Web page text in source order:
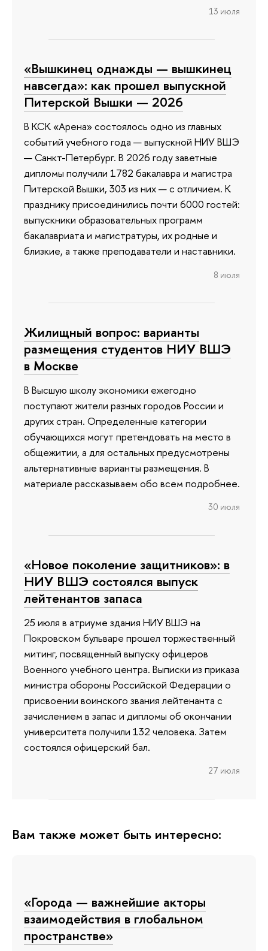
13 июля
«Вышкинец однажды — вышкинец
навсегда»: как прошел выпускной
Питерской Вышки — 2026
В КСК «Арена» состоялось одно из главных
событий учебного года — выпускной НИУ ВШЭ
— Санкт-Петербург. В 2026 году заветные
дипломы получили 1782 бакалавра и магистра
Питерской Вышки, 303 из них — с отличием. К
празднику присоединились почти 6000 гостей:
выпускники образовательных программ
бакалавриата и магистратуры, их родные и
близкие, а также преподаватели и наставники.
8 июля
Жилищный вопрос: варианты
размещения студентов НИУ ВШЭ
в Москве
В Высшую школу экономики ежегодно
поступают жители разных городов России и
других стран. Определенные категории
обучающихся могут претендовать на место в
общежитии, а для остальных предусмотрены
альтернативные варианты размещения. В
материале рассказываем обо всем подробнее.
30 июля
«Новое поколение защитников»: в
НИУ ВШЭ состоялся выпуск
лейтенантов запаса
25 июля в атриуме здания НИУ ВШЭ на
Покровском бульваре прошел торжественный
митинг, посвященный выпуску офицеров
Военного учебного центра. Выписки из приказа
министра обороны Российской Федерации о
присвоении воинского звания лейтенанта с
зачислением в запас и дипломы об окончании
университета получили 132 человека. Затем
состоялся офицерский бал.
27 июля
Вам также может быть интересно:
«Города — важнейшие акторы
взаимодействия в глобальном
пространстве»